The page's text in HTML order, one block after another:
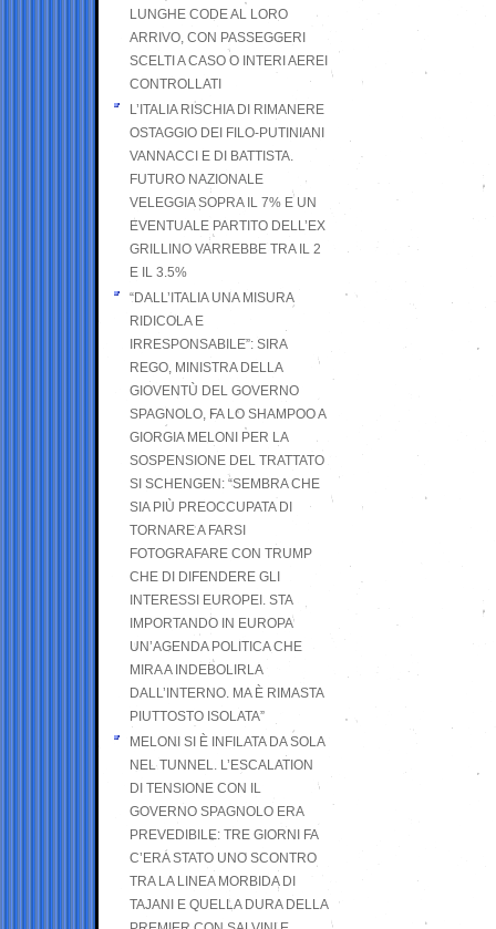
LUNGHE CODE AL LORO
ARRIVO, CON PASSEGGERI
SCELTI A CASO O INTERI AEREI
CONTROLLATI
L’ITALIA RISCHIA DI RIMANERE
OSTAGGIO DEI FILO-PUTINIANI
VANNACCI E DI BATTISTA.
FUTURO NAZIONALE
VELEGGIA SOPRA IL 7% E UN
EVENTUALE PARTITO DELL’EX
GRILLINO VARREBBE TRA IL 2
E IL 3.5%
“DALL’ITALIA UNA MISURA
RIDICOLA E
IRRESPONSABILE”: SIRA
REGO, MINISTRA DELLA
GIOVENTÙ DEL GOVERNO
SPAGNOLO, FA LO SHAMPOO A
GIORGIA MELONI PER LA
SOSPENSIONE DEL TRATTATO
SI SCHENGEN: “SEMBRA CHE
SIA PIÙ PREOCCUPATA DI
TORNARE A FARSI
FOTOGRAFARE CON TRUMP
CHE DI DIFENDERE GLI
INTERESSI EUROPEI. STA
IMPORTANDO IN EUROPA
UN’AGENDA POLITICA CHE
MIRA A INDEBOLIRLA
DALL’INTERNO. MA È RIMASTA
PIUTTOSTO ISOLATA”
MELONI SI È INFILATA DA SOLA
NEL TUNNEL. L’ESCALATION
DI TENSIONE CON IL
GOVERNO SPAGNOLO ERA
PREVEDIBILE: TRE GIORNI FA
C’ERA STATO UNO SCONTRO
TRA LA LINEA MORBIDA DI
TAJANI E QUELLA DURA DELLA